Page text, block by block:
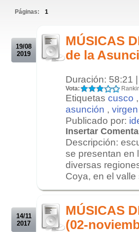
Páginas: 1
19/08
2019
MÚSICAS
de la
Duración: 58:21
Vota:
Etiquetas cusco ,
asunción ,
Publicado por:
Insertar
Descripción:
se presentan en
diversas
Coya, en el
14/11
2017
MÚSICAS
(02-